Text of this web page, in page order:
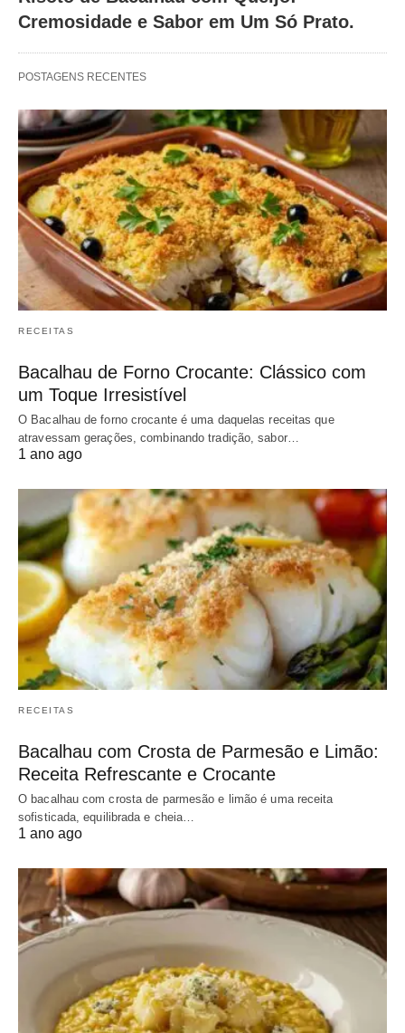
Cremosidade e Sabor em Um Só Prato.
POSTAGENS RECENTES
RECEITAS
Bacalhau de Forno Crocante: Clássico com
um Toque Irresistível
O Bacalhau de forno crocante é uma daquelas receitas que
atravessam gerações, combinando tradição, sabor…
1 ano ago
RECEITAS
Bacalhau com Crosta de Parmesão e Limão:
Receita Refrescante e Crocante
O bacalhau com crosta de parmesão e limão é uma receita
sofisticada, equilibrada e cheia…
1 ano ago